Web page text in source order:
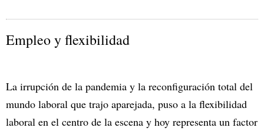
Empleo y flexibilidad
La irrupción de la pandemia y la reconfiguración total del
mundo laboral que trajo aparejada, puso a la flexibilidad
laboral en el centro de la escena y hoy representa un factor